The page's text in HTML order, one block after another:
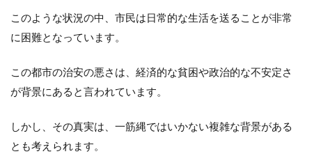
このような状況の中、市民は日常的な生活を送ることが非常
に困難となっています。
この都市の治安の悪さは、経済的な貧困や政治的な不安定さ
が背景にあると言われています。
しかし、その真実は、一筋縄ではいかない複雑な背景がある
とも考えられます。